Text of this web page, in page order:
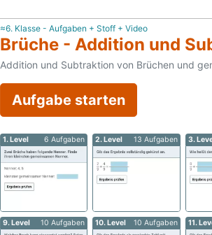
≈6. Klasse - Aufgaben + Stoff + Video
Brüche - Addition und
Addition und Subtraktion von Brüchen und
Aufgabe starten
1. Level 6 Aufgaben 2. Level 13 Aufgaben 3.
9. Level 10 Aufgaben 10. Level 10 Aufgaben 11.